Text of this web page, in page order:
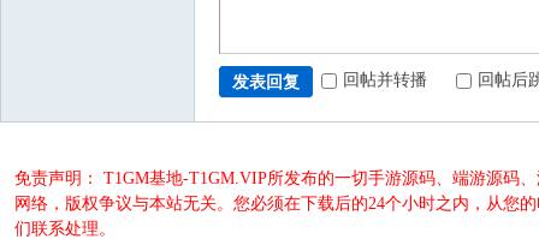
发表回复 回帖并转播 回帖后
免责声明： T1GM基地-T1GM.VIP所发布的一切手游源码、端游源码
网络，版权争议与本站无关。您必须在下载后的24个小时之内，从您
们联系处理。